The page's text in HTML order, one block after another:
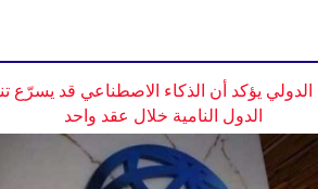
الدولي يؤكد أن الذكاء الاصطناعي قد يسرّع
الدول النامية خلال عقد واحد